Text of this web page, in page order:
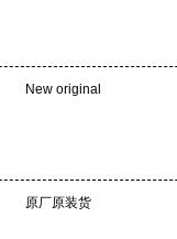
New original
原厂原装货